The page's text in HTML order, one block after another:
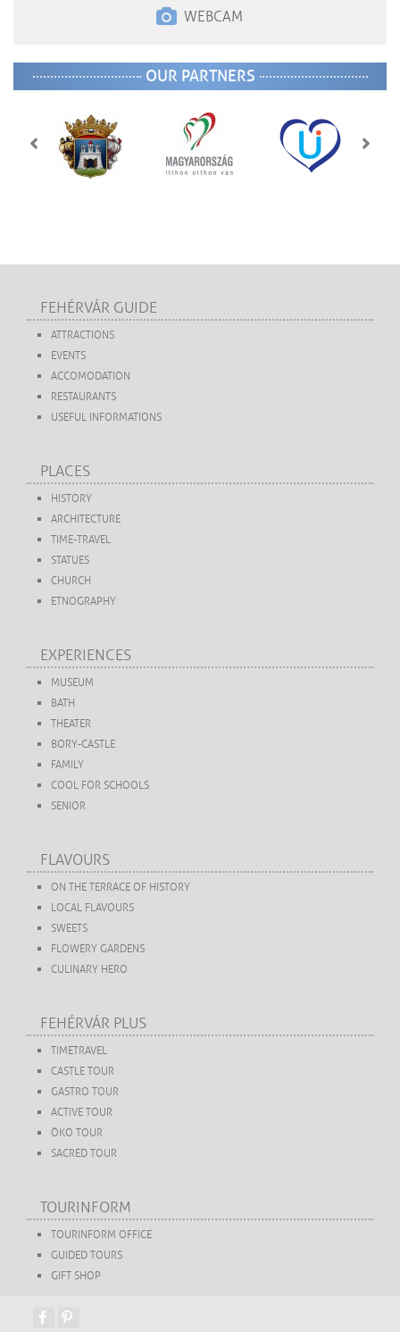
WEBCAM
OUR PARTNERS
FEHÉRVÁR GUIDE
ATTRACTIONS
EVENTS
ACCOMODATION
RESTAURANTS
USEFUL INFORMATIONS
PLACES
HISTORY
ARCHITECTURE
TIME-TRAVEL
STATUES
CHURCH
ETNOGRAPHY
EXPERIENCES
MUSEUM
BATH
THEATER
BORY-CASTLE
FAMILY
COOL FOR SCHOOLS
SENIOR
FLAVOURS
ON THE TERRACE OF HISTORY
LOCAL FLAVOURS
SWEETS
FLOWERY GARDENS
CULINARY HERO
FEHÉRVÁR PLUS
TIMETRAVEL
CASTLE TOUR
GASTRO TOUR
ACTIVE TOUR
ÖKO TOUR
SACRED TOUR
TOURINFORM
TOURINFORM OFFICE
GUIDED TOURS
GIFT SHOP